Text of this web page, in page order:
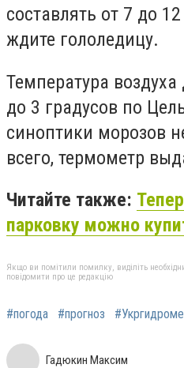
составлять от 7 до
ждите гололедицу.
Температура воздуха
до 3 градусов по
синоптики морозов
всего, термометр
Читайте также:
парковку можно
Якщо ви помітили помилку, виділіть
повідомити про це редакцію
#погода #прогноз
Гадюкин Максим